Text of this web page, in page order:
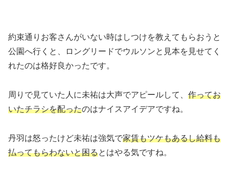
約束通りお客さんがいない時はしつけを教えてもらおうと
公園へ行くと、ロングリードでウルソンと見本を見せてく
れたのは格好良かったです。
周りで見ていた人に未祐は大声でアピールして、 作ってお
いたチラシを配ったのはナイスアイデアですね。
丹羽は怒ったけど未祐は強気で家賃もツケもあるし給料も
払ってもらわないと困るとはやる気ですね。